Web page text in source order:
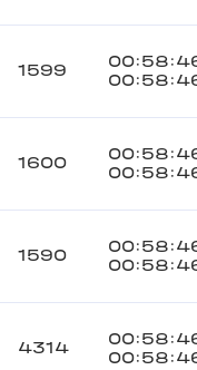
1599
1600
1590
4314